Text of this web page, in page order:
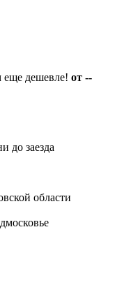
еще дешевле! от --
до заезда
области